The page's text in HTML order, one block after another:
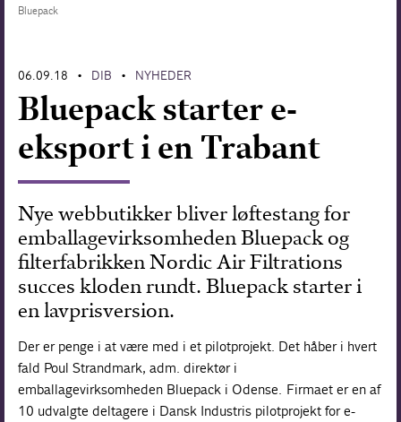
Bluepack
06.09.18 • DIB • NYHEDER
Bluepack starter e-
eksport i en Trabant
Nye webbutikker bliver løftestang for
emballagevirksomheden Bluepack og
filterfabrikken Nordic Air Filtrations
succes kloden rundt. Bluepack starter i
en lavprisversion.
Der er penge i at være med i et pilotprojekt. Det håber i hvert
fald Poul Strandmark, adm. direktør i
emballagevirksomheden Bluepack i Odense. Firmaet er en af
10 udvalgte deltagere i Dansk Industris pilotprojekt for e-